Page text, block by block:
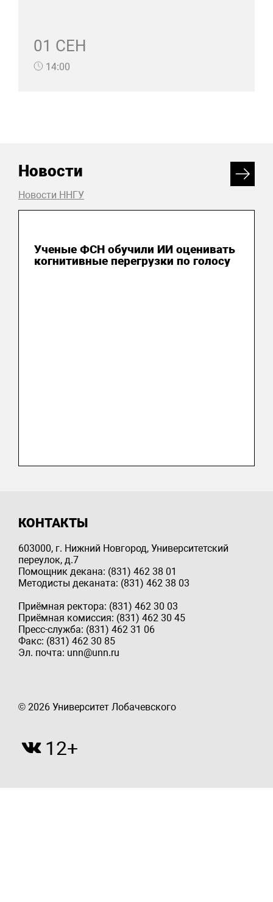
01 СЕН
14:00
Новости
Новости ННГУ
Ученые ФСН обучили ИИ оценивать
когнитивные перегрузки по голосу
КОНТАКТЫ
603000, г. Нижний Новгород, Университетский
переулок, д.7
Помощник декана: (831) 462 38 01
Методисты деканата: (831) 462 38 03
Приёмная ректора: (831) 462 30 03
Приёмная комиссия: (831) 462 30 45
Пресс-служба: (831) 462 31 06
Факс: (831) 462 30 85
Эл. почта: unn@unn.ru
© 2026 Университет Лобачевского
12+